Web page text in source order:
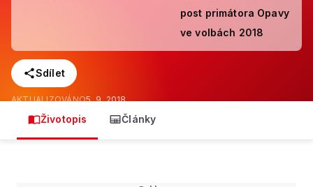
post primátora Opavy
ve volbách 2018
Sdílet
AKTUALIZOVÁNO5. 9. 2018
Životopis Články